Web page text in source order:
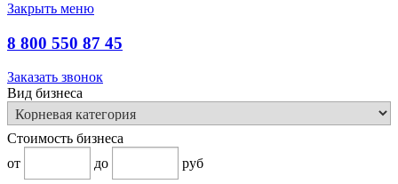
Закрыть меню
8 800 550 87 45
Заказать звонок
Вид бизнеса
Стоимость бизнеса
от
до
руб